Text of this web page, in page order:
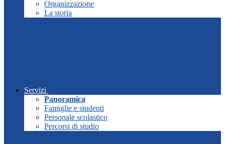
Organizzazione
La storia
Servizi
Panoramica
Famiglie e studenti
Personale scolastico
Percorsi di studio